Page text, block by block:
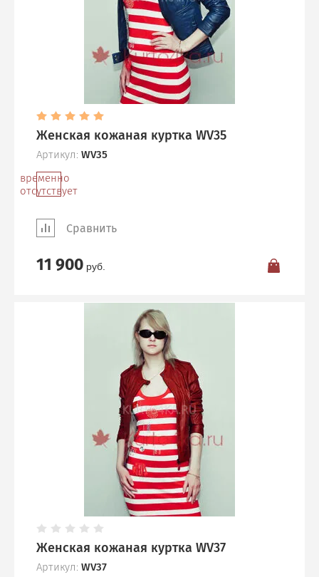
Женская кожаная куртка WV35
Артикул: WV35
временно
отсутствует
Сравнить
11 900 руб.
Женская кожаная куртка WV37
Артикул: WV37